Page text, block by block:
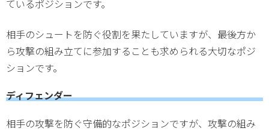
ているポジションです。
相手のシュートを防ぐ役割を果たしていますが、最後方か
ら攻撃の組み立てに参加することも求められる大切なポジ
ションです。
ディフェンダー
相手の攻撃を防ぐ守備的なポジションですが、攻撃の組み